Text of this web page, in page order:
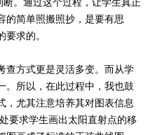
的简单照搬照抄，是要有思
的要求的。
查方式更是灵活多变。而从学
。所以，在此过程中，我也鼓
，尤其注意培养其对图表信息
要求学生画出太阳直射点的移